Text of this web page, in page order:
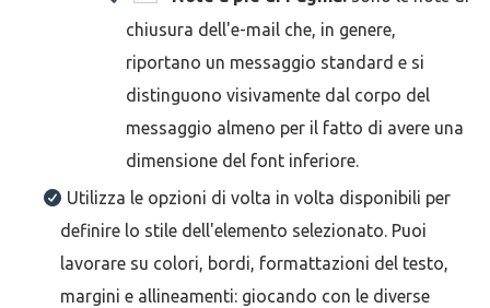
chiusura dell'e-mail che, in genere,
riportano un messaggio standard e si
distinguono visivamente dal corpo del
messaggio almeno per il fatto di avere una
dimensione del font inferiore.
Utilizza le opzioni di volta in volta disponibili per
definire lo stile dell'elemento selezionato. Puoi
lavorare su colori, bordi, formattazioni del testo,
margini e allineamenti: giocando con le diverse